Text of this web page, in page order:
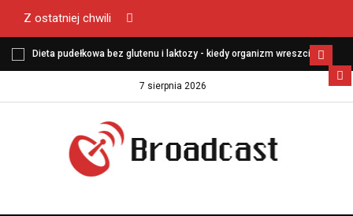
Z ostatniej chwili
Dieta pudełkowa bez glutenu i laktozy - kiedy organizm wreszcie
7 sierpnia 2026